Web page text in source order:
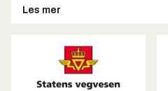
Les mer